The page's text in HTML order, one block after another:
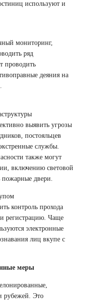
используют и
мониторинг,
ряд
проводить
деяния на
выявить угрозы
постояльцев
службы.
также могут
включению световой
пожарные двери.
контроль прохода
регистрацию. Чаще
электронные
лиц вкупе с
меры
рубежей. Это